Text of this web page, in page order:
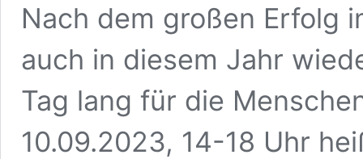
Nach dem großen Erfolg
auch in diesem Jahr
Tag lang für die
10.09.2023, 14-18 Uhr